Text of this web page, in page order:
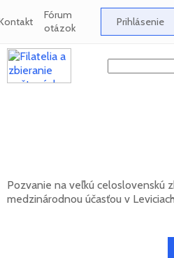
Fórum
otázok Prihlásenie
Pozvanie na veľkú celoslovenskú
medzinárodnou účasťou v